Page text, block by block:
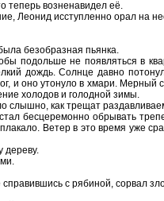
теперь возненавидел её.
Леонид исступленно орал на
безобразная пьянка.
подольше не появляться в
дождь. Солнце давно
и оно утонуло в хмари. Мерный
холодов и голодной зимы.
как трещат
бесцеремонно обрывать
Ветер в это время уже
дереву.
с рябиной, сорвал